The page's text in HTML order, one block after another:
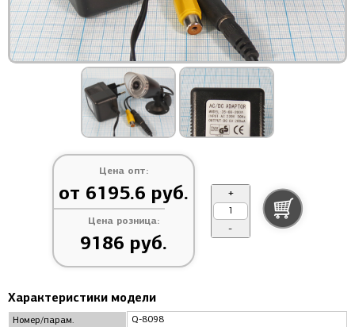
Цена опт:
от 6195.6 руб.
Цена розница:
9186 руб.
+
-
Характеристики модели
Номер/парам. Q-8098